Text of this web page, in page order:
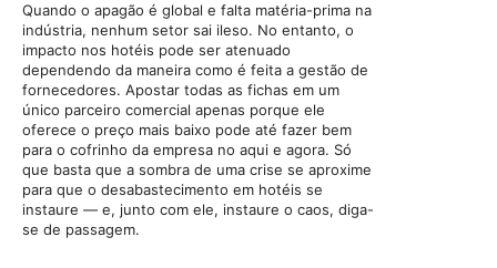
Quando o apagão é global e falta matéria-prima na
indústria, nenhum setor sai ileso. No entanto, o
impacto nos hotéis pode ser atenuado
dependendo da maneira como é feita a gestão de
fornecedores. Apostar todas as fichas em um
único parceiro comercial apenas porque ele
oferece o preço mais baixo pode até fazer bem
para o cofrinho da empresa no aqui e agora. Só
que basta que a sombra de uma crise se aproxime
para que o desabastecimento em hotéis se
instaure — e, junto com ele, instaure o caos, diga-
se de passagem.